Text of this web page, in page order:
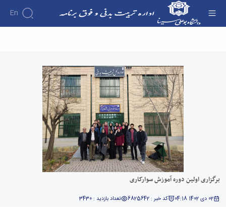
En
برگزاری اولین دوره آموزش سوارکاری
02 دی 1402 04:18 کد خبر : 6825642 تعداد بازدید : 3430